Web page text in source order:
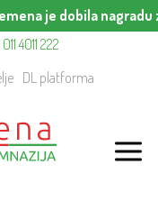
je dobila nagradu
011 4011 222
DL platforma